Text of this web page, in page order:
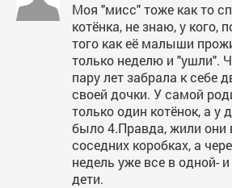
Моя "мисс" тоже как то
котёнка, не знаю, у кого,
того как её малыши
только неделю и "ушли".
пару лет забрала к себе
своей дочки. У самой
только один котёнок, а у
было 4.Правда, жили они
соседних коробках, а
недель уже все в одной-
дети.